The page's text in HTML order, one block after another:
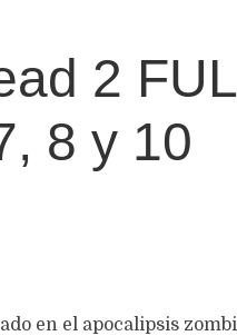
2
8 y 10
en el apocalipsis